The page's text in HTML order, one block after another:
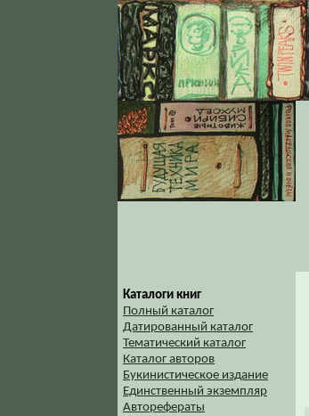
Каталоги книг
Полный каталог
Датированный каталог
Тематический каталог
Каталог авторов
Букинистическое издание
Единственный экземпляр
Авторефераты